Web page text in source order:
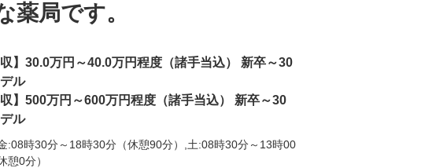
薬局です。
収】30.0万円～40.0万円程度（諸手当込） 新卒～30
ル
収】500万円～600万円程度（諸手当込） 新卒～30
ル
:08時30分～18時30分（休憩90分）,土:08時30分～13時00
憩0分）